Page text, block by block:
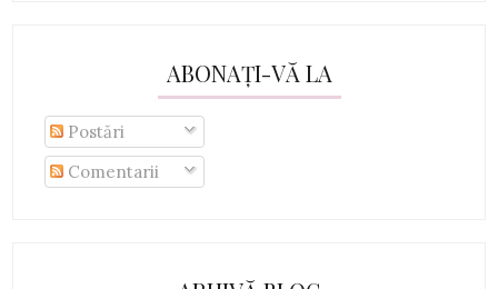
ABONAȚI-VĂ LA
Postări
Comentarii